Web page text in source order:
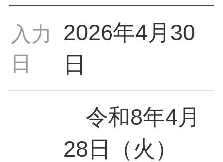
入力
日
2026年4月30
日
令和8年4月
28日（火）